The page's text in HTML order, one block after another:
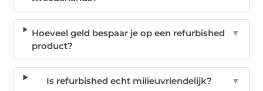
Hoeveel geld bespaar je op een refurbished
product?
▼
Is refurbished echt milieuvriendelijk? ▼